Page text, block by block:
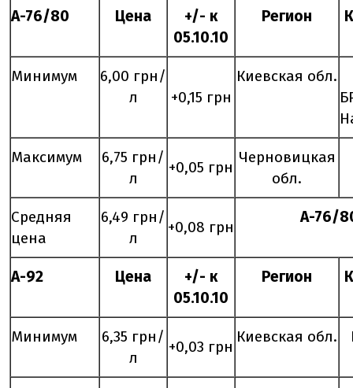
А-76/80 Цена
+/- к
05.10.10
Регион
Минимум
6,00 грн/
л
+0,15 грн
Киевская обл.
Максимум
6,75 грн/
л
+0,05 грн
Черновицкая
обл.
Средняя
цена
6,49 грн/
л
+0,08 грн
А-76/
А-92 Цена
+/- к
05.10.10
Регион
Минимум
6,35 грн/
л
+0,03 грн
Киевская обл.